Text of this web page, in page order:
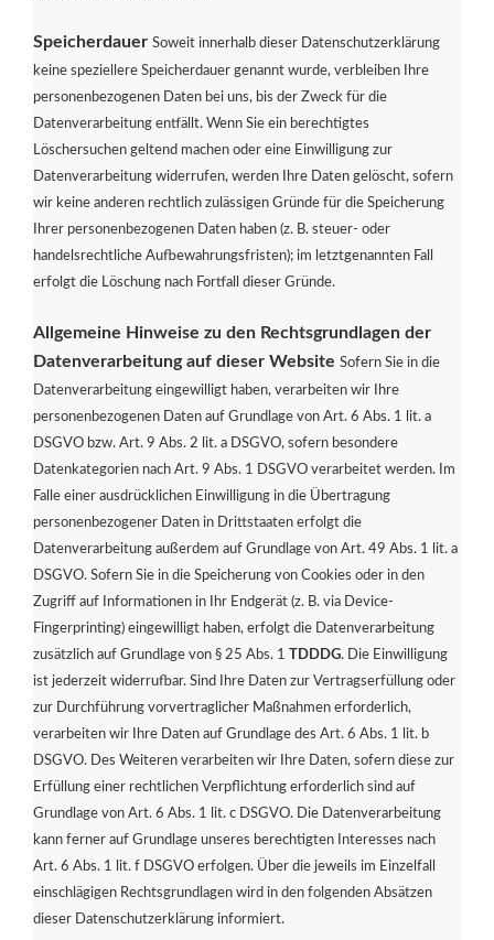
Speicherdauer Soweit innerhalb dieser Datenschutzerklärung
keine speziellere Speicherdauer genannt wurde, verbleiben Ihre
personenbezogenen Daten bei uns, bis der Zweck für die
Datenverarbeitung entfällt. Wenn Sie ein berechtigtes
Löschersuchen geltend machen oder eine Einwilligung zur
Datenverarbeitung widerrufen, werden Ihre Daten gelöscht, sofern
wir keine anderen rechtlich zulässigen Gründe für die Speicherung
Ihrer personenbezogenen Daten haben (z. B. steuer- oder
handelsrechtliche Aufbewahrungsfristen); im letztgenannten Fall
erfolgt die Löschung nach Fortfall dieser Gründe.
Allgemeine Hinweise zu den Rechtsgrundlagen der
Datenverarbeitung auf dieser Website Sofern Sie in die
Datenverarbeitung eingewilligt haben, verarbeiten wir Ihre
personenbezogenen Daten auf Grundlage von Art. 6 Abs. 1 lit. a
DSGVO bzw. Art. 9 Abs. 2 lit. a DSGVO, sofern besondere
Datenkategorien nach Art. 9 Abs. 1 DSGVO verarbeitet werden. Im
Falle einer ausdrücklichen Einwilligung in die Übertragung
personenbezogener Daten in Drittstaaten erfolgt die
Datenverarbeitung außerdem auf Grundlage von Art. 49 Abs. 1 lit. a
DSGVO. Sofern Sie in die Speicherung von Cookies oder in den
Zugriff auf Informationen in Ihr Endgerät (z. B. via Device-
Fingerprinting) eingewilligt haben, erfolgt die Datenverarbeitung
zusätzlich auf Grundlage von § 25 Abs. 1 TDDDG. Die Einwilligung
ist jederzeit widerrufbar. Sind Ihre Daten zur Vertragserfüllung oder
zur Durchführung vorvertraglicher Maßnahmen erforderlich,
verarbeiten wir Ihre Daten auf Grundlage des Art. 6 Abs. 1 lit. b
DSGVO. Des Weiteren verarbeiten wir Ihre Daten, sofern diese zur
Erfüllung einer rechtlichen Verpflichtung erforderlich sind auf
Grundlage von Art. 6 Abs. 1 lit. c DSGVO. Die Datenverarbeitung
kann ferner auf Grundlage unseres berechtigten Interesses nach
Art. 6 Abs. 1 lit. f DSGVO erfolgen. Über die jeweils im Einzelfall
einschlägigen Rechtsgrundlagen wird in den folgenden Absätzen
dieser Datenschutzerklärung informiert.